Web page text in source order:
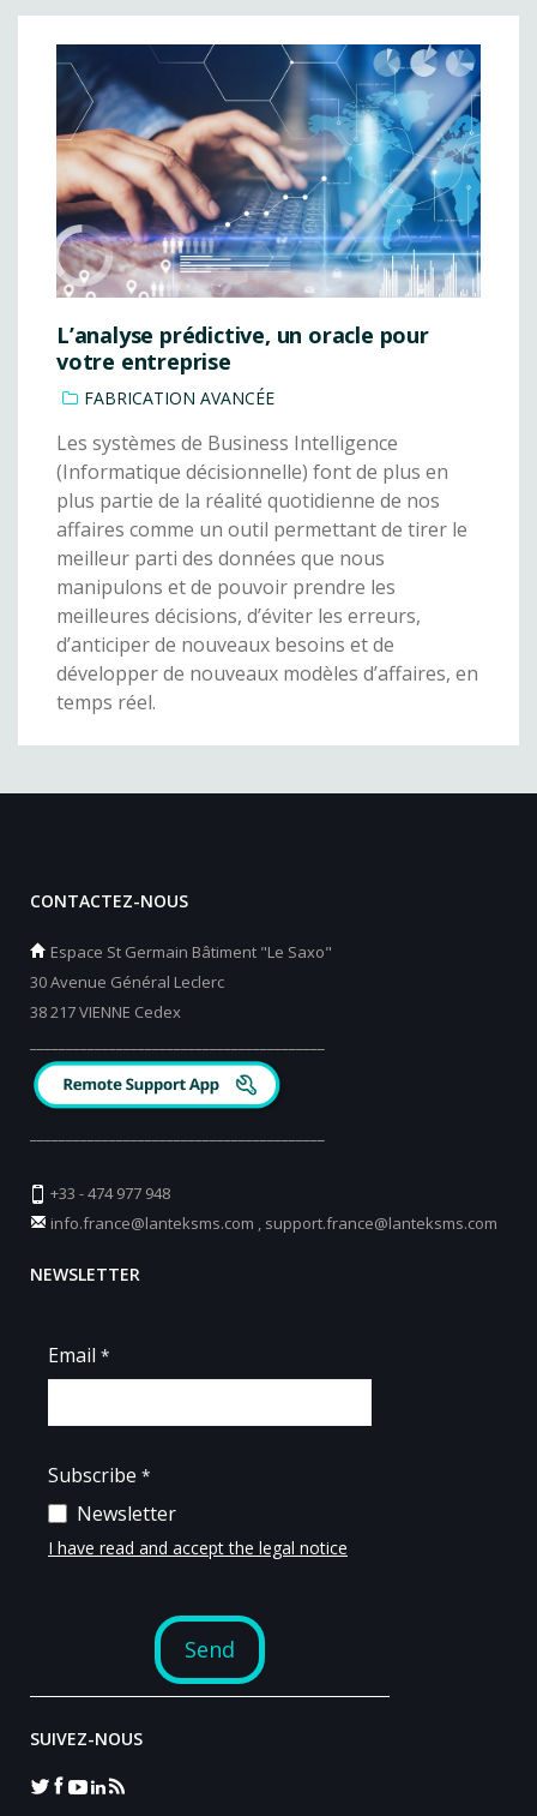
L’analyse prédictive, un oracle pour
votre entreprise
FABRICATION AVANCÉE
Les systèmes de Business Intelligence
(Informatique décisionnelle) font de plus en
plus partie de la réalité quotidienne de nos
affaires comme un outil permettant de tirer le
meilleur parti des données que nous
manipulons et de pouvoir prendre les
meilleures décisions, d’éviter les erreurs,
d’anticiper de nouveaux besoins et de
développer de nouveaux modèles d’affaires, en
temps réel.
CONTACTEZ-NOUS
Espace St Germain Bâtiment "Le Saxo"
30 Avenue Général Leclerc
38 217 VIENNE Cedex
+33 - 474 977 948
info.france@lanteksms.com , support.france@lanteksms.com
NEWSLETTER
SUIVEZ-NOUS